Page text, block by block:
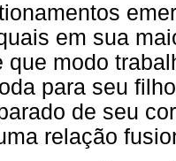
em sua
que modo
para seu
de seu
relação